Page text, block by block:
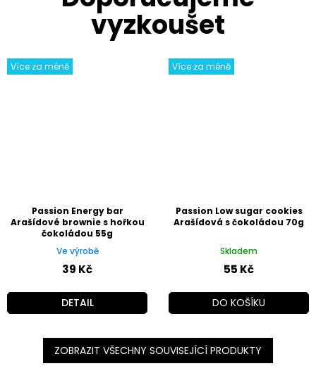
Více za méně
Passion Energy bar
Arašídové brownie s hořkou
čokoládou 55g
Ve výrobě
39 Kč
DETAIL
Více za méně
Passion Low sugar cookies
Arašídová s čokoládou 70g
Skladem
55 Kč
DO KOŠÍKU
ZOBRAZIT VŠECHNY SOUVISEJÍCÍ PRODUKTY